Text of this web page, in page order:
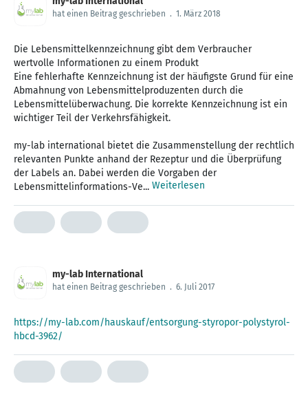
hat einen Beitrag geschrieben . 1. März 2018
Die Lebensmittelkennzeichnung gibt dem Verbraucher
wertvolle Informationen zu einem Produkt
Eine fehlerhafte Kennzeichnung ist der häufigste Grund für eine
Abmahnung von Lebensmittelproduzenten durch die
Lebensmittelüberwachung. Die korrekte Kennzeichnung ist ein
wichtiger Teil der Verkehrsfähigkeit.
my-lab international bietet die Zusammenstellung der rechtlich
relevanten Punkte anhand der Rezeptur und die Überprüfung
der Labels an. Dabei werden die Vorgaben der
Lebensmittelinformations-Ve... Weiterlesen
my-lab International
hat einen Beitrag geschrieben . 6. Juli 2017
https://my-lab.com/hauskauf/entsorgung-styropor-polystyrol-
hbcd-3962/